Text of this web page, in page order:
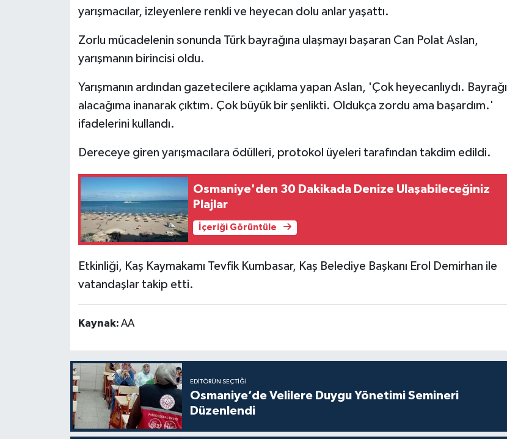
yarışmacılar, izleyenlere renkli ve heyecan dolu anlar yaşattı.
Zorlu mücadelenin sonunda Türk bayrağına ulaşmayı başaran Can Polat Aslan,
yarışmanın birincisi oldu.
Yarışmanın ardından gazetecilere açıklama yapan Aslan, 'Çok heyecanlıydı. Bayrağı
alacağıma inanarak çıktım. Çok büyük bir şenlikti. Oldukça zordu ama başardım.'
ifadelerini kullandı.
Dereceye giren yarışmacılara ödülleri, protokol üyeleri tarafından takdim edildi.
Osmaniye'den 30 Dakikada Denize Ulaşabileceğiniz
Plajlar
İçeriği Görüntüle
Etkinliği, Kaş Kaymakamı Tevfik Kumbasar, Kaş Belediye Başkanı Erol Demirhan ile
vatandaşlar takip etti.
Kaynak: AA
EDITÖRÜN SEÇTIĞI
Osmaniye’de Velilere Duygu Yönetimi Semineri
Düzenlendi